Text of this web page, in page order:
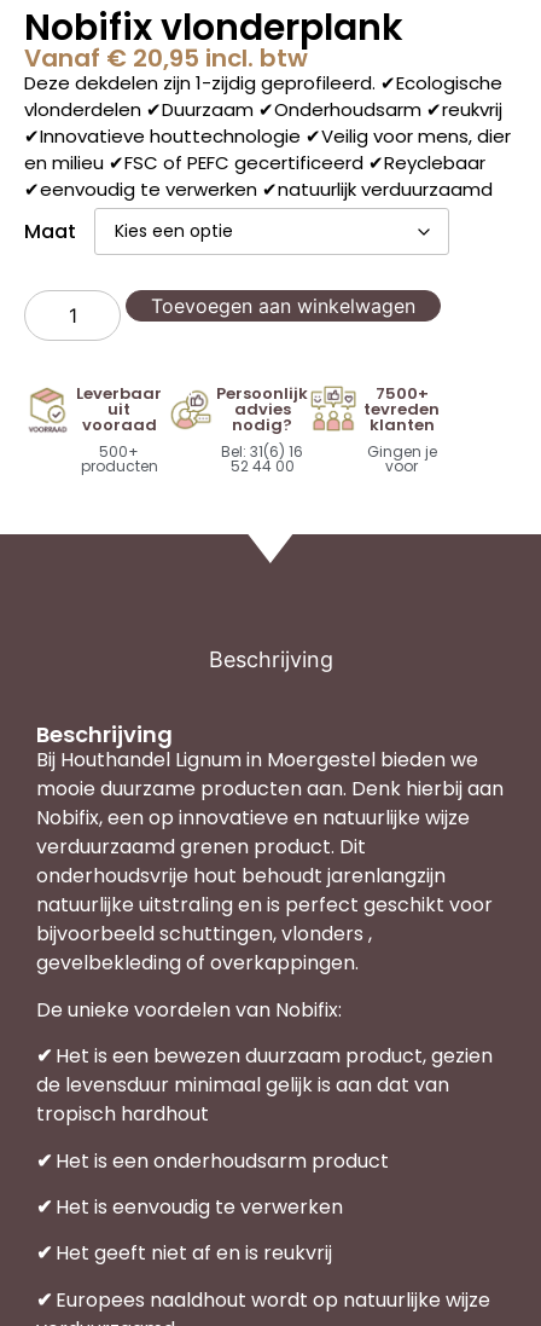
Nobifix vlonderplank
Vanaf € 20,95 incl. btw
Deze dekdelen zijn 1-zijdig geprofileerd. ✔Ecologische
vlonderdelen ✔Duurzaam ✔Onderhoudsarm ✔reukvrij
✔Innovatieve houttechnologie ✔Veilig voor mens, dier
en milieu ✔FSC of PEFC gecertificeerd ✔Reyclebaar
✔eenvoudig te verwerken ✔natuurlijk verduurzaamd
Maat
Toevoegen aan winkelwagen
Leverbaar
uit
vooraad
500+
producten
Persoonlijk
advies
nodig?
Bel: 31(6) 16
52 44 00
7500+
tevreden
klanten
Gingen je
voor
Beschrijving
Beschrijving
Bij Houthandel Lignum in Moergestel bieden we
mooie duurzame producten aan. Denk hierbij aan
Nobifix, een op innovatieve en natuurlijke wijze
verduurzaamd grenen product. Dit
onderhoudsvrije hout behoudt jarenlangzijn
natuurlijke uitstraling en is perfect geschikt voor
bijvoorbeeld schuttingen, vlonders ,
gevelbekleding of overkappingen.
De unieke voordelen van Nobifix:
✔ Het is een bewezen duurzaam product, gezien
de levensduur minimaal gelijk is aan dat van
tropisch hardhout
✔ Het is een onderhoudsarm product
✔ Het is eenvoudig te verwerken
✔ Het geeft niet af en is reukvrij
✔ Europees naaldhout wordt op natuurlijke wijze